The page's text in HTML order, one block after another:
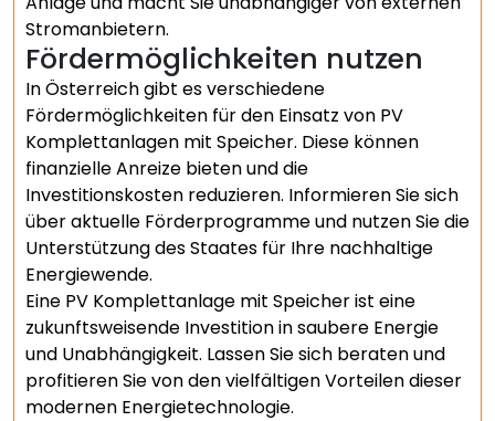
Stromanbietern.
Fördermöglichkeiten nutzen
In Österreich gibt es verschiedene
Fördermöglichkeiten für den Einsatz von PV
Komplettanlagen mit Speicher. Diese können
finanzielle Anreize bieten und die
Investitionskosten reduzieren. Informieren Sie sich
über aktuelle Förderprogramme und nutzen Sie die
Unterstützung des Staates für Ihre nachhaltige
Energiewende.
Eine PV Komplettanlage mit Speicher ist eine
zukunftsweisende Investition in saubere Energie
und Unabhängigkeit. Lassen Sie sich beraten und
profitieren Sie von den vielfältigen Vorteilen dieser
modernen Energietechnologie.